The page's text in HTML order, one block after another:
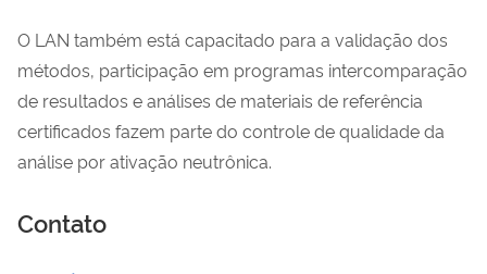
O LAN também está capacitado para a validação dos
métodos, participação em programas intercomparação
de resultados e análises de materiais de referência
certificados fazem parte do controle de qualidade da
análise por ativação neutrônica.
Contato